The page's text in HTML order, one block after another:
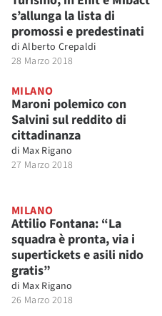
s’allunga la lista di
promossi e predestinati
di Alberto Crepaldi
28 Marzo 2018
MILANO
Maroni polemico con
Salvini sul reddito di
cittadinanza
di Max Rigano
27 Marzo 2018
MILANO
Attilio Fontana: “La
squadra è pronta, via i
supertickets e asili nido
gratis”
di Max Rigano
26 Marzo 2018